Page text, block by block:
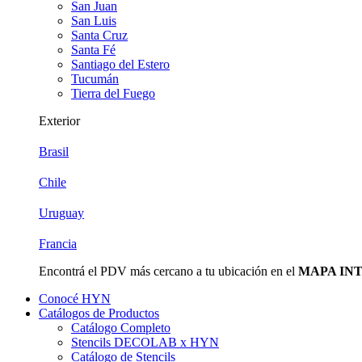
San Juan
San Luis
Santa Cruz
Santa Fé
Santiago del Estero
Tucumán
Tierra del Fuego
Exterior
Brasil
Chile
Uruguay
Francia
Encontrá el PDV más cercano a tu ubicación en el MAPA
Conocé HYN
Catálogos de Productos
Catálogo Completo
Stencils DECOLAB x HYN
Catálogo de Stencils